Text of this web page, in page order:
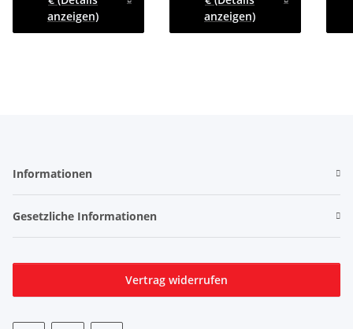
anzeigen)
anzeigen)
Informationen
Gesetzliche Informationen
Vertrag widerrufen